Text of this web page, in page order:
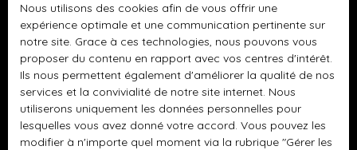
au démarchage téléphonique, prévu par l'article
L223-1 du code de la consommation, sur le site
Internet www.bloctel.gouv.fr ou par courrier
adressé à :
Société Worldline, Service Bloctel, CS 61311, 41013
BLOIS CEDEX.
Nous utilisons des cookies afin de vous offrir une
expérience optimale et une communication pertinente sur
notre site. Grace à ces technologies, nous pouvons vous
proposer du contenu en rapport avec vos centres d'intérêt.
Ils nous permettent également d'améliorer la qualité de nos
services et la convivialité de notre site internet. Nous
utiliserons uniquement les données personnelles pour
lesquelles vous avez donné votre accord. Vous pouvez les
modifier à n'importe quel moment via la rubrique ″Gérer les